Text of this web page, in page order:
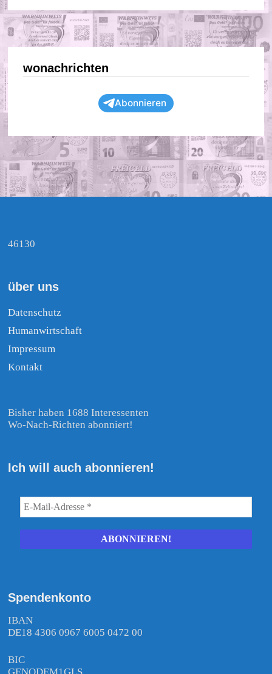
wonachrichten
Abonnieren
46130
über uns
Datenschutz
Humanwirtschaft
Impressum
Kontakt
Bisher haben 1688 Interessenten
Wo-Nach-Richten abonniert!
Ich will auch abonnieren!
Spendenkonto
IBAN
DE18 4306 0967 6005 0472 00
BIC